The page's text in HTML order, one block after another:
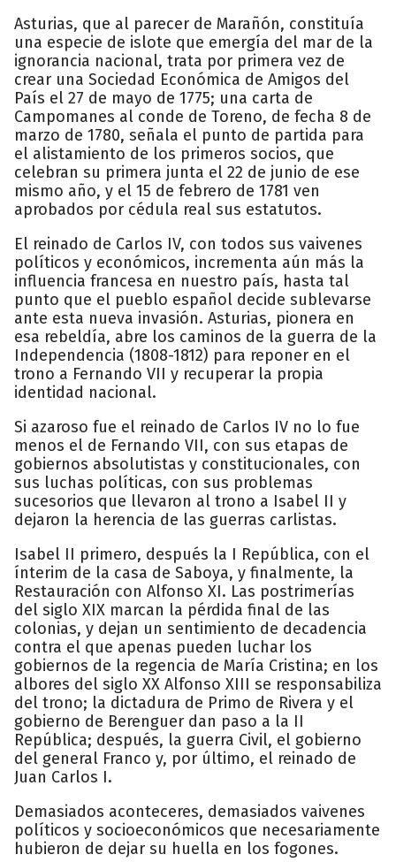
Asturias, que al parecer de Marañón, constituía
una especie de islote que emergía del mar de la
ignorancia nacional, trata por primera vez de
crear una Sociedad Económica de Amigos del
País el 27 de mayo de 1775; una carta de
Campomanes al conde de Toreno, de fecha 8 de
marzo de 1780, señala el punto de partida para
el alistamiento de los primeros socios, que
celebran su primera junta el 22 de junio de ese
mismo año, y el 15 de febrero de 1781 ven
aprobados por cédula real sus estatutos.
El reinado de Carlos IV, con todos sus vaivenes
políticos y económicos, incrementa aún más la
influencia francesa en nuestro país, hasta tal
punto que el pueblo español decide sublevarse
ante esta nueva invasión. Asturias, pionera en
esa rebeldía, abre los caminos de la guerra de la
Independencia (1808-1812) para reponer en el
trono a Fernando VII y recuperar la propia
identidad nacional.
Si azaroso fue el reinado de Carlos IV no lo fue
menos el de Fernando VII, con sus etapas de
gobiernos absolutistas y constitucionales, con
sus luchas políticas, con sus problemas
sucesorios que llevaron al trono a Isabel II y
dejaron la herencia de las guerras carlistas.
Isabel II primero, después la I República, con el
ínterim de la casa de Saboya, y finalmente, la
Restauración con Alfonso XI. Las postrimerías
del siglo XIX marcan la pérdida final de las
colonias, y dejan un sentimiento de decadencia
contra el que apenas pueden luchar los
gobiernos de la regencia de María Cristina; en los
albores del siglo XX Alfonso XIII se responsabiliza
del trono; la dictadura de Primo de Rivera y el
gobierno de Berenguer dan paso a la II
República; después, la guerra Civil, el gobierno
del general Franco y, por último, el reinado de
Juan Carlos I.
Demasiados aconteceres, demasiados vaivenes
políticos y socioeconómicos que necesariamente
hubieron de dejar su huella en los fogones.